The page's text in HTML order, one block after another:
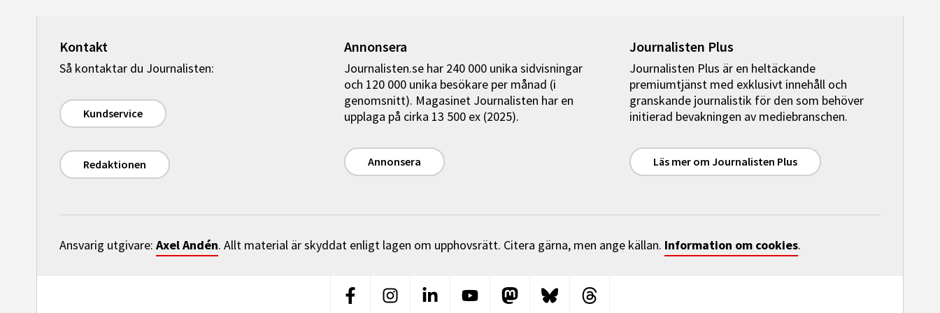
Kontakt
Så kontaktar du Journalisten:
Kundservice
Redaktionen
Annonsera
Journalisten.se har 240 000 unika sidvisningar
och 120 000 unika besökare per månad (i
genomsnitt). Magasinet Journalisten har en
upplaga på cirka 13 500 ex (2025).
Annonsera
Journalisten Plus
Journalisten Plus är en heltäckande
premiumtjänst med exklusivt innehåll och
granskande journalistik för den som behöver
initierad bevakningen av mediebranschen.
Läs mer om Journalisten Plus
Ansvarig utgivare: Axel Andén. Allt material är skyddat enligt lagen om upphovsrätt. Citera gärna, men ange källan. Information om cookies.
Facebook Instagram LinkedinYoutubeMastodonBluesky